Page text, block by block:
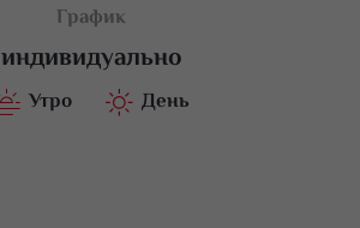
График
индивидуально
Утро День